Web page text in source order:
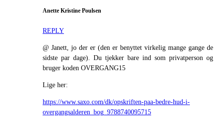
Anette Kristine Poulsen
REPLY
@ Janett, jo der er (den er benyttet virkelig mange gange de
sidste par dage). Du tjekker bare ind som privatperson og
bruger koden OVERGANG15
Lige her:
https://www.saxo.com/dk/opskriften-paa-bedre-hud-i-
overgangsalderen_bog_9788740095715